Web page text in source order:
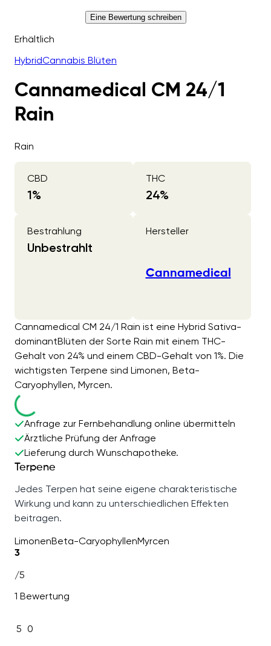
Eine Bewertung schreiben
Erhältlich
HybridCannabis Blüten
Cannamedical CM 24/1
Rain
Rain
CBD
1%
THC
24%
Bestrahlung
Unbestrahlt
Hersteller
Cannamedical
Cannamedical CM 24/1 Rain ist eine Hybrid Sativa-
dominantBlüten der Sorte Rain mit einem THC-
Gehalt von 24% und einem CBD-Gehalt von 1%. Die
wichtigsten Terpene sind Limonen, Beta-
Caryophyllen, Myrcen.
Anfrage zur Fernbehandlung online übermitteln
Ärztliche Prüfung der Anfrage
Lieferung durch Wunschapotheke.
Terpene
Jedes Terpen hat seine eigene charakteristische
Wirkung und kann zu unterschiedlichen Effekten
beitragen.
LimonenBeta-CaryophyllenMyrcen
3
/5
1 Bewertung
5 0